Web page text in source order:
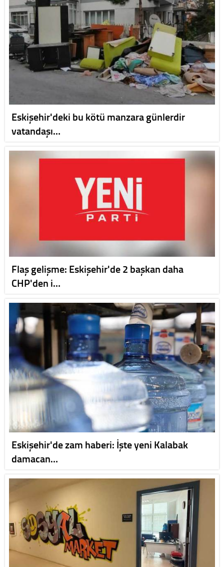
Eskişehir'deki bu kötü manzara günlerdir
vatandaşı…
Flaş gelişme: Eskişehir'de 2 başkan daha
CHP'den i…
Eskişehir'de zam haberi: İşte yeni Kalabak
damacan…